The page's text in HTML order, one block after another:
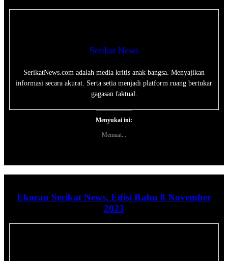
Serikat News
SerikatNews.com adalah media kritis anak bangsa. Menyajikan
informasi secara akurat. Serta setia menjadi platform ruang bertukar
gagasan faktual.
Menyukai ini:
Memuat...
Ekoran Serikat News, Edisi Rabu 8 November
2023